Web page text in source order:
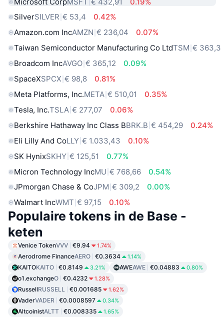
SilverSILVER € 53,4
0.42%
Amazon.com IncAMZN € 236,04
0.07%
Taiwan Semiconductor Manufacturing Co LtdTSM € 363,3
Broadcom IncAVGO € 365,12
0.09%
SpaceXSPCX € 98,8
0.81%
Meta Platforms, Inc.META € 510,01
0.35%
Tesla, Inc.TSLA € 277,07
0.06%
Berkshire Hathaway Inc Class BBRK.B € 454,29
0.24%
Eli Lilly And CoLLY € 1.033,43
0.10%
SK HynixSKHY € 125,51
0.77%
Micron Technology IncMU € 768,66
0.54%
JPmorgan Chase & CoJPM € 309,2
0.00%
Walmart IncWMT € 97,15 0.10%
Populaire tokens in de Base -
keten
Venice TokenVVV €9.94 1.74%
Aerodrome FinanceAERO €0.3634 1.14%
KAITOKAITO €0.8149 3.21% AWEAWE €0.04883 0.80%
o1.exchangeO €0.4232 1.28%
RussellRUSSELL €0.001685 1.62%
VaderVADER €0.0008597 0.34%
AltcoinistALTT €0.008335 1.65%